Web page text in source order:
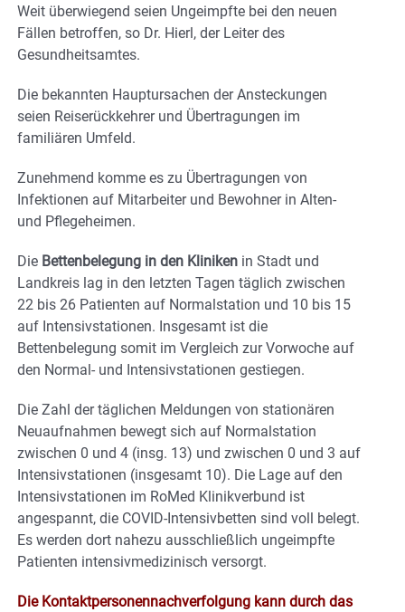
Weit überwiegend seien Ungeimpfte bei den neuen
Fällen betroffen, so Dr. Hierl, der Leiter des
Gesundheitsamtes.
Die bekannten Hauptursachen der Ansteckungen
seien Reiserückkehrer und Übertragungen im
familiären Umfeld.
Zunehmend komme es zu Übertragungen von
Infektionen auf Mitarbeiter und Bewohner in Alten-
und Pflegeheimen.
Die Bettenbelegung in den Kliniken in Stadt und
Landkreis lag in den letzten Tagen täglich zwischen
22 bis 26 Patienten auf Normalstation und 10 bis 15
auf Intensivstationen. Insgesamt ist die
Bettenbelegung somit im Vergleich zur Vorwoche auf
den Normal- und Intensivstationen gestiegen.
Die Zahl der täglichen Meldungen von stationären
Neuaufnahmen bewegt sich auf Normalstation
zwischen 0 und 4 (insg. 13) und zwischen 0 und 3 auf
Intensivstationen (insgesamt 10). Die Lage auf den
Intensivstationen im RoMed Klinikverbund ist
angespannt, die COVID-Intensivbetten sind voll belegt.
Es werden dort nahezu ausschließlich ungeimpfte
Patienten intensivmedizinisch versorgt.
Die Kontaktpersonennachverfolgung kann durch das